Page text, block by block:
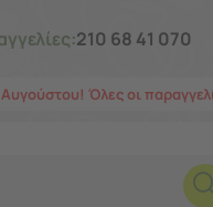
210 68 41 070
Όλες οι